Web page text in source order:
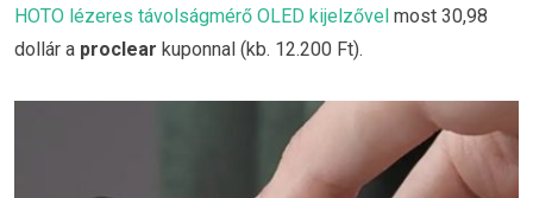
HOTO lézeres távolságmérő OLED kijelzővel most 30,98
dollár a proclear kuponnal (kb. 12.200 Ft).